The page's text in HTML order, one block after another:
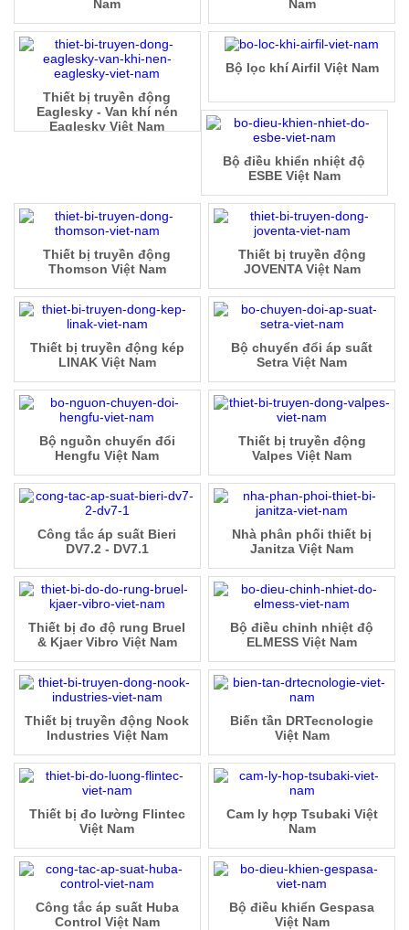
Nam Nam
Thiết bị truyền động
Eaglesky - Van khí nén
Eaglesky Việt Nam
Bộ lọc khí Airfil Việt Nam
Bộ điều khiển nhiệt độ
ESBE Việt Nam
Thiết bị truyền động
JOVENTA Việt Nam
Thiết bị truyền động
Thomson Việt Nam
Bộ chuyển đổi áp suất
Setra Việt Nam
Thiết bị truyền động kép
LINAK Việt Nam
Thiết bị truyền động
Valpes Việt Nam
Bộ nguồn chuyển đổi
Hengfu Việt Nam
Nhà phân phối thiết bị
Janitza Việt Nam
Công tắc áp suất Bieri
DV7.2 - DV7.1
Bộ điều chỉnh nhiệt độ
ELMESS Việt Nam
Thiết bị đo độ rung Bruel
& Kjaer Vibro Việt Nam
Biến tần DRTecnologie
Việt Nam
Thiết bị truyền động Nook
Industries Việt Nam
Cam ly hợp Tsubaki Việt
Nam
Thiết bị đo lường Flintec
Việt Nam
Bộ điều khiển Gespasa
Việt Nam
Công tắc áp suất Huba
Control Việt Nam